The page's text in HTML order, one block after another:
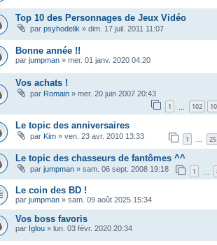
Top 10 des Personnages de Jeux Vidéo
par psyhodelik » dim. 17 juil. 2011 11:07
Bonne année !!
par jumpman » mer. 01 janv. 2020 04:20
Vos achats !
par Romain » mer. 20 juin 2007 20:43
1 102
Le topic des anniversaires
par Kim » ven. 23 avr. 2010 13:33 1 … 25
Le topic des chasseurs de fantômes ^^
par jumpman » sam. 06 sept. 2008 19:18 1
Le coin des BD !
par jumpman » sam. 09 août 2025 15:34
Vos boss favoris
par Iglou » lun. 03 févr. 2020 20:34